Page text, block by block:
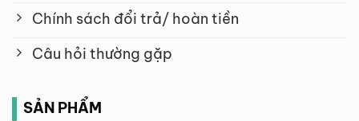
Chính sách đổi trả/ hoàn tiền
Câu hỏi thường gặp
SẢN PHẨM